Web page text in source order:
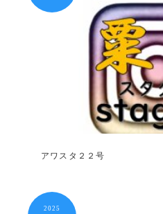
アワスタ２２号
2025